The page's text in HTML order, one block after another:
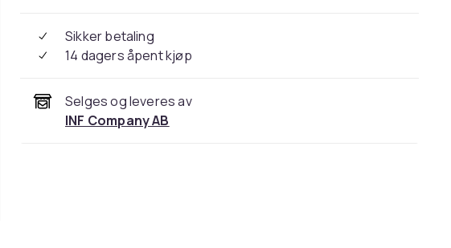
Sikker betaling
14 dagers åpent kjøp
Selges og leveres av
INF Company AB